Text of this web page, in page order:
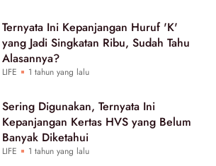
Ternyata Ini Kepanjangan Huruf 'K'
yang Jadi Singkatan Ribu, Sudah Tahu
Alasannya?
LIFE 1 tahun yang lalu
Sering Digunakan, Ternyata Ini
Kepanjangan Kertas HVS yang Belum
Banyak Diketahui
LIFE 1 tahun yang lalu